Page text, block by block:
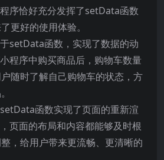
序恰好充分发挥了setData函数
更好的使用体验。
setData函数，实现了数据的动
程序中购买商品后，购物车数量
随时了解自己购物车的状态，方
函数实现了页面的重新渲
页面的布局和内容都能够及时根
，给用户带来更流畅、更清晰的